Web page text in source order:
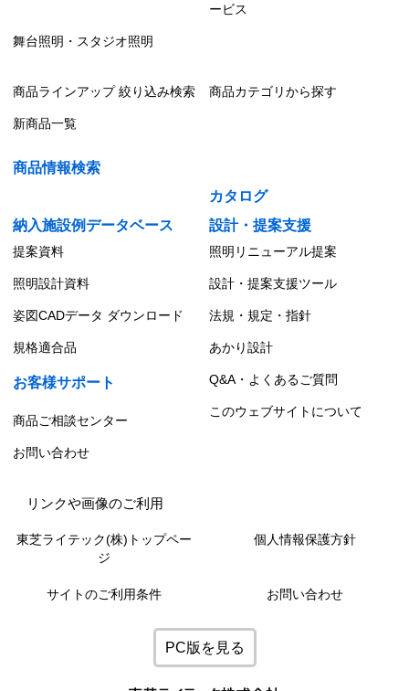
ービス
舞台照明・スタジオ照明
商品ラインアップ 絞り込み検索 商品カテゴリから探す
新商品一覧
商品情報検索
カタログ
納入施設例データベース
設計・提案支援
提案資料 照明リニューアル提案
照明設計資料 設計・提案支援ツール
姿図CADデータ ダウンロード 法規・規定・指針
規格適合品 あかり設計
お客様サポート Q&A・よくあるご質問
商品ご相談センター
このウェブサイトについて
お問い合わせ
リンクや画像のご利用
東芝ライテック(株)トップペー
ジ
個人情報保護方針
サイトのご利用条件 お問い合わせ
PC版を見る